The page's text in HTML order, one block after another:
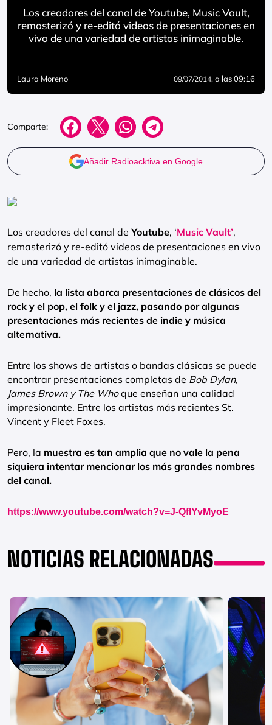
Los creadores del canal de Youtube, Music Vault,
remasterizó y re-editó videos de presentaciones en
vivo de una variedad de artistas inimaginable.
Laura Moreno 09/07/2014, a las 09:16
Comparte:
Añadir Radioacktiva en Google
Los creadores del canal de Youtube, ‘Music Vault’,
remasterizó y re-editó videos de presentaciones en vivo
de una variedad de artistas inimaginable.
De hecho, la lista abarca presentaciones de clásicos del
rock y el pop, el folk y el jazz, pasando por algunas
presentaciones más recientes de indie y música
alternativa.
Entre los shows de artistas o bandas clásicas se puede
encontrar presentaciones completas de Bob Dylan,
James Brown y The Whoque enseñan una calidad
impresionante. Entre los artistas más recientes St.
Vincent y Fleet Foxes.
Pero, la muestra es tan amplia que no vale la pena
siquiera intentar mencionar los más grandes nombres
del canal.
https://www.youtube.com/watch?v=J-QflYvMyoE
NOTICIAS RELACIONADAS